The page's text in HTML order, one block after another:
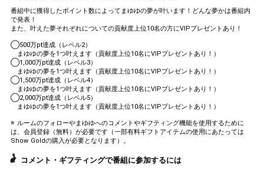
Close
番組中に獲得したポイント数によってまゆゆの夢が叶います！どんな夢かは番組内
で発表！
また、叶えた夢それぞれについての貢献度上位10名の方にVIPプレゼントあり！
◯500万pt達成（レベル2）
まゆゆの夢を1つ叶えます（貢献度上位10名にVIPプレゼントあり！）
◯1,000万pt達成（レベル3）
まゆゆの夢を1つ叶えます（貢献度上位10名にVIPプレゼントあり！）
◯1,500万pt達成（レベル4）
まゆゆの夢を1つ叶えます（貢献度上位10名にVIPプレゼントあり！）
◯2,000万pt達成（レベル5）
まゆゆの夢を1つ叶えます（貢献度上位10名にVIPプレゼントあり！）
※ ルームのフォローやまゆゆへのコメントやギフティング機能を使用するために
は、会員登録（無料）が必要です（一部有料ギフトアイテムの使用にあたっては
Show Goldの購入が必要となります）。
コメント・ギフティングで番組に参加するには